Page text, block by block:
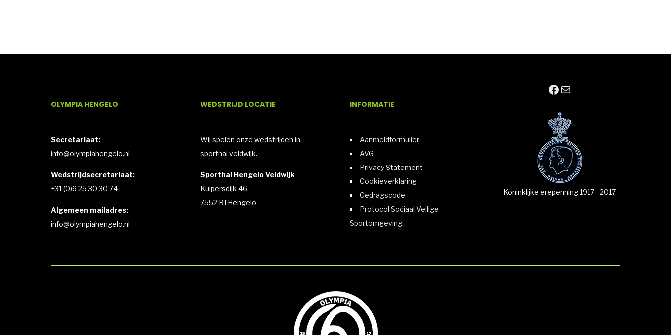
OLYMPIA HENGELO
Secretariaat:
info@olympiahengelo.nl
Wedstrijdsecretariaat:
+31 (0)6 25 30 30 74
Algemeen mailadres:
info@olympiahengelo.nl
WEDSTRIJD LOCATIE
Wij spelen onze wedstrijden in
sporthal veldwijk.
Sporthal Hengelo Veldwijk
Kuipersdijk 46
7552 BJ Hengelo
INFORMATIE
Aanmeldformulier
AVG
Privacy Statement
Cookieverklaring
Gedragscode
Protocol Sociaal Veilige
Sportomgeving
Facebook
E-mail
Koninklijke erepenning 1917 - 2017